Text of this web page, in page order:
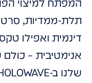
המפתח למיצוי
תלת-ממדיות,
דינמית ואפילו
אנימטיבית – כולם